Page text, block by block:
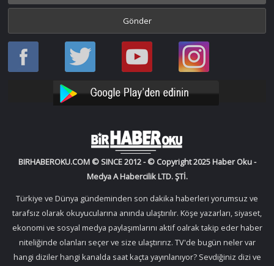
Haber
Oku
Haber
Oku
Bir
Haber
YouTube
Bir
Haber
Instagram
BIRHABEROKU.COM © SINCE 2012 - © Copyright 2025 Haber Oku -
Medya A Habercilik LTD. ŞTİ.
Türkiye ve Dünya gündeminden son dakika haberleri yorumsuz ve
tarafsız olarak okuyucularına anında ulaştırılır. Köşe yazarları, siyaset,
ekonomi ve sosyal medya paylaşımlarını aktif oalrak takip eder haber
niteliğinde olanları seçer ve size ulaştırırız. TV'de bugün neler var
hangi diziler hangi kanalda saat kaçta yayınlanıyor? Sevdiğiniz dizi ve